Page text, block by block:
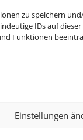
zu speichern
IDs auf
Funktionen
Einstellungen
Beim
sodass